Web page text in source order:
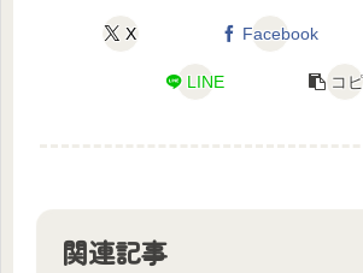
X Facebook
LINE コ
関連記事